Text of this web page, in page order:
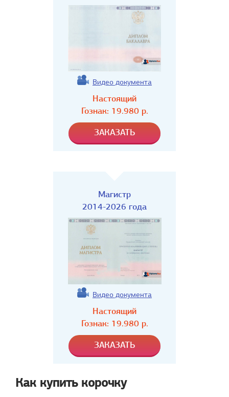
Видео документа
Настоящий
Гознак: 19.980р.
Магистр
2014-2026 года
Видео документа
Настоящий
Гознак: 19.980р.
Как купить корочку